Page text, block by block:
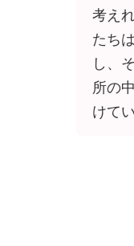
考え
たち
し、
所の
けて